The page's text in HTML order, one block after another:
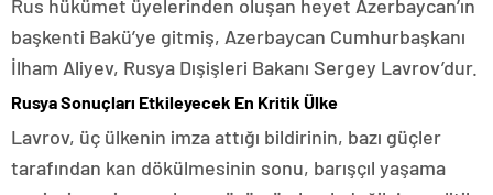
Rus hükümet üyelerinden oluşan heyet Azerbaycan’ın
başkenti Bakü’ye gitmiş, Azerbaycan Cumhurbaşkanı
İlham Aliyev, Rusya Dışişleri Bakanı Sergey Lavrov’dur.
Rusya Sonuçları Etkileyecek En Kritik Ülke
Lavrov, üç ülkenin imza attığı bildirinin, bazı güçler
tarafından kan dökülmesinin sonu, barışçıl yaşama